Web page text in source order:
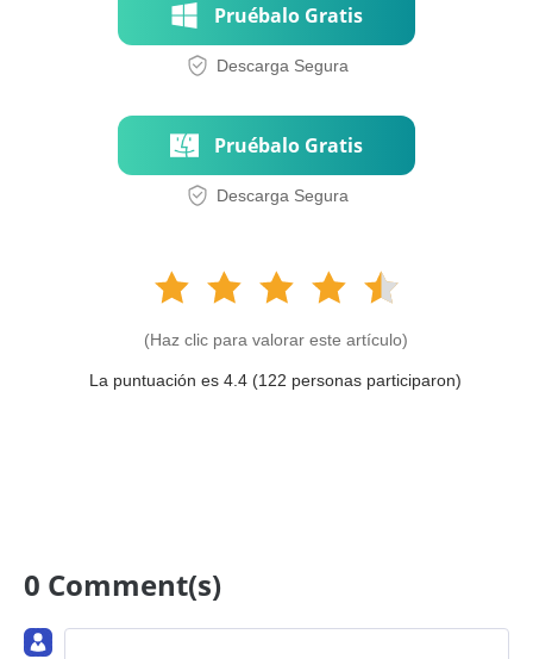
Pruébalo Gratis
Descarga Segura
Pruébalo Gratis
Descarga Segura
(Haz clic para valorar este artículo)
La puntuación es 4.4 (122 personas participaron)
0 Comment(s)